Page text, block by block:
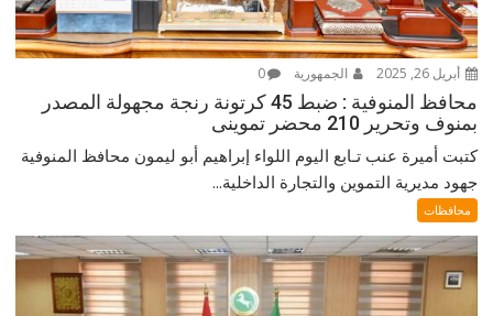
أبريل 26, 2025 الجمهورية 0
محافظ المنوفية : ضبط 45 كرتونة رنجة مجهولة المصدر
بمنوف وتحرير 210 محضر تموينى
كتبت أميرة عنب تـابع اليوم اللواء إبراهيم أبو ليمون محافظ المنوفية
جهود مديرية التموين والتجارة الداخلية...
محافظات